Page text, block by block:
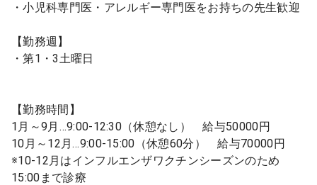
・小児科専門医・アレルギー専門医をお持ちの先生歓迎
【勤務週】
・第1・3土曜日
【勤務時間】
1月～9月…9:00-12:30（休憩なし） 給与50000円
10月～12月…9:00-15:00（休憩60分） 給与70000円
※10-12月はインフルエンザワクチンシーズンのため
15:00まで診療